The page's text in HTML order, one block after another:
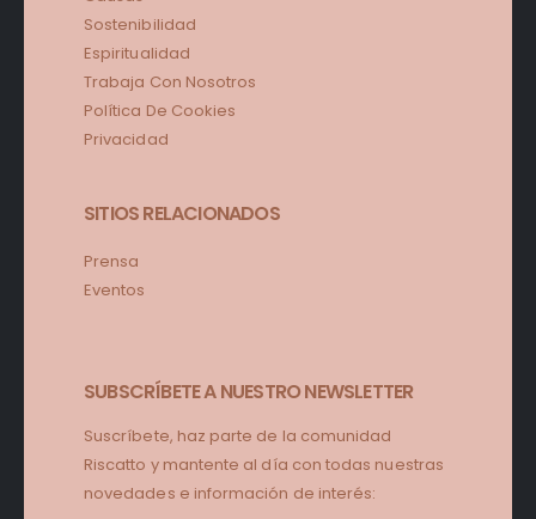
Sostenibilidad
Espiritualidad
Trabaja Con Nosotros
Política De Cookies
Privacidad
SITIOS RELACIONADOS
Prensa
Eventos
SUBSCRÍBETE A NUESTRO NEWSLETTER
Suscríbete, haz parte de la comunidad
Riscatto y mantente al día con todas nuestras
novedades e información de interés: